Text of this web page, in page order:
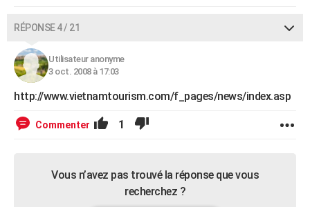
RÉPONSE 4 / 21
Utilisateur anonyme
3 oct. 2008 à 17:03
http://www.vietnamtourism.com/f_pages/news/index.asp
Commenter 1
Vous n’avez pas trouvé la réponse que vous
recherchez ?